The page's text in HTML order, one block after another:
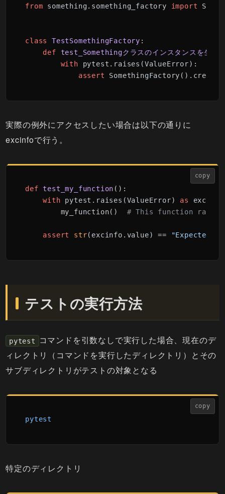
from something.something_factory import
class TestSomethingFactory :
def
test_Somethingクラスのインスタンスを生成
with pytest.raises(ValueError):
assert
SomethingFactory().create(
実際の例外にアクセスしたい場合は以下の通りに
excinfoで行う。
copy
def test_my_function ():
with pytest.raises(ValueError) as
        my_function()
# This function raises
assert str(excinfo.value) == "Expected
テストの実行方法
pytest コマンドを引数なしで実行した場合、現在のデ
ィレクトリ（コマンドを実行したディレクトリ）とその
サブディレクトリがテストの対象となる
copy
pytest
特定のディレクトリ